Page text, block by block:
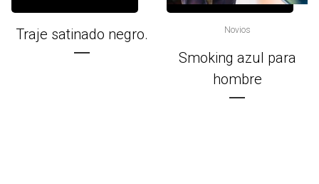
Traje satinado negro. Novios
Smoking azul para
hombre